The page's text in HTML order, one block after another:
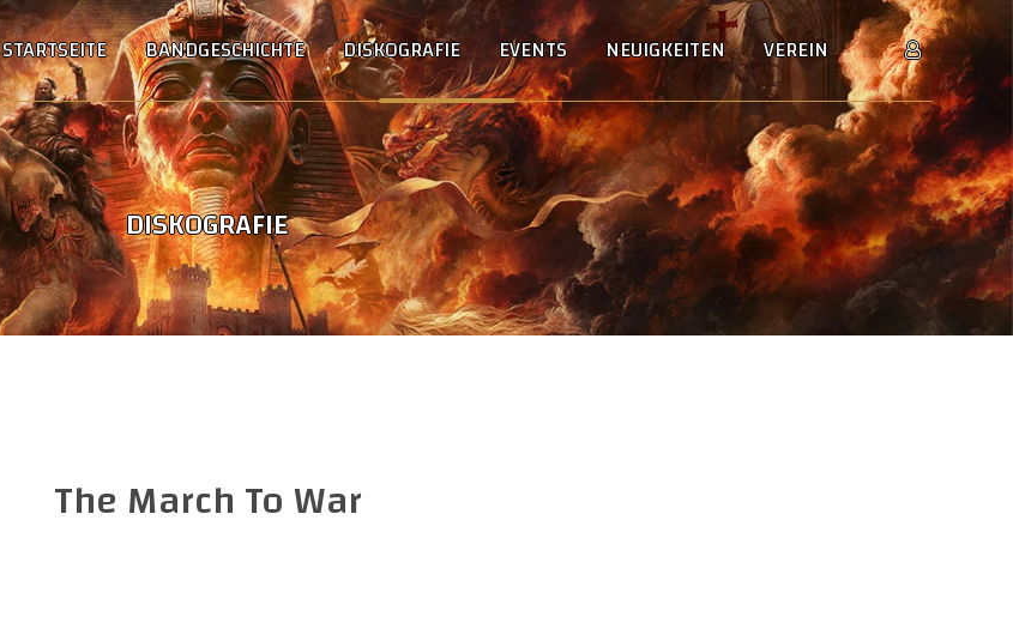
STARTSEITE BANDGESCHICHTE DISKOGRAFIE EVENTS NEUIGKEITEN VEREIN
DISKOGRAFIE
The March To War